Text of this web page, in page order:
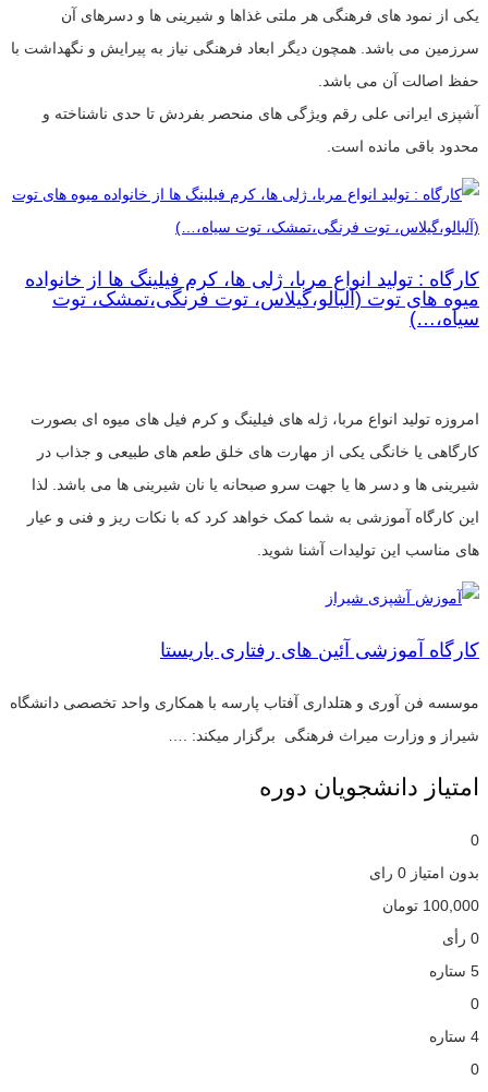
یکی از نمود های فرهنگی هر ملتی غذاها و شیرینی ها و دسرهای آن
سرزمین می باشد. همچون دیگر ابعاد فرهنگی نیاز به پیرایش و نگهداشت با
حفظ اصالت آن می باشد.
آشپزی ایرانی علی رقم ویژگی های منحصر بفردش تا حدی ناشناخته و
محدود باقی مانده است.
کارگاه : تولید انواع مربا، ژلی ها، کرم فیلینگ ها از خانواده
میوه های توت (آلبالو،گیلاس، توت فرنگی،تمشک، توت
سیاه،…)
امروزه تولید انواع مربا، ژله های فیلینگ و کرم فیل های میوه ای بصورت
کارگاهی یا خانگی یکی از مهارت های خلق طعم های طبیعی و جذاب در
شیرینی ها و دسر ها یا جهت سرو صبحانه یا نان شیرینی ها می باشد. لذا
این کارگاه آموزشی به شما کمک خواهد کرد که با نکات ریز و فنی و عیار
های مناسب این تولیدات آشنا شوید.
کارگاه آموزشی آئین های رفتاری باریستا
موسسه فن آوری و هتلداری آفتاب پارسه با همکاری واحد تخصصی دانشگاه
شیراز و وزارت میراث فرهنگی برگزار میکند: .…
امتیاز دانشجویان دوره
0
بدون امتیاز 0 رای
100,000 تومان
0 رأی
5 ستاره
0
4 ستاره
0